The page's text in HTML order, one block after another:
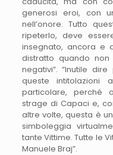
generosi eroi, con
nell’onore. Tutto
ripeterlo, deve
insegnato, ancora e
distratto quando
negativi”. “Inutile
queste intitolazioni
particolare, perché
strage di Capaci e,
altre volte, questa è
simboleggia
tante Vittime. Tutte le
Manuele Braj”.